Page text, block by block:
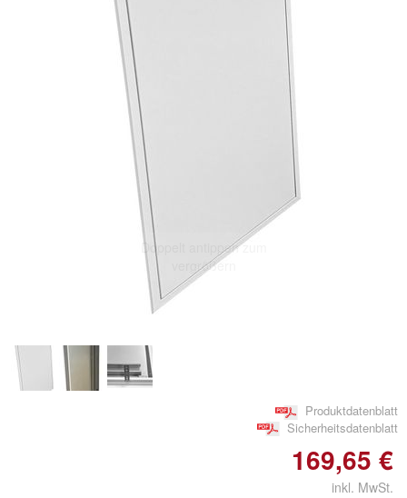
Doppelt antippen zum
vergrößern
Produktdatenblatt
Sicherheitsdatenblatt
169,65 €
inkl. MwSt.